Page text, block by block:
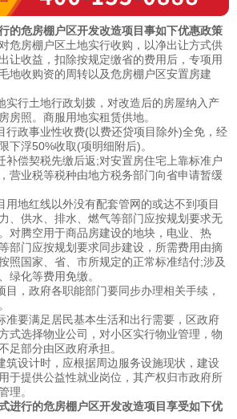
的危房棚户区开发改造项目事如下优惠政策
房棚户区土地实行收购，以净出让方式供
让收益，扣除按规定缴省的费用后，专项用
地收购资的周转以及危房棚户区安置房建
行土地行政划拨，对改造后的房屋纳入产
房照。商服用地实租赁供地。
政事业性收费(以费还贷项目除外)全免，经
下浮50%收取(项明细附后)。
偿契税先缴后返;对安置房住宅上靠标准户
营业税等税种由地方税务部门向省申请暂缓
地红线以外没有配套管网的或达不到项目
、供水、排水、燃气等部门应按规划要求无
对腾空用于商品房建设的地块，电业、热
部门应按规划要求同步建设，所需费用由摘
照国家、省、市所规定的正常标准结付;涉及
绿化等费用免缴。
，政府各职能部门要同步办理相关手续，
要满足居民基本生活和出行需要，区政府
式选择物业公司，对小区实行物业管理，物
足部分由区政府承担。
设计时，应根据周边服务设施现状，建设
于提供公益性就业岗位，其产权归市政府所
理。
进行的危房棚户区开发改造项目享受如下优